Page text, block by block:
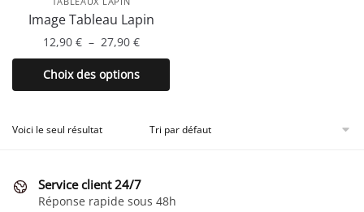
Image Tableau Lapin
12,90 € – 27,90 €Plage
de
prix :
12,90 €
27,90 €
Choix des options
Ce
produit
plusieurs
options
peuvent
Voici le seul résultat
Service client 24/7
Réponse rapide sous 48h